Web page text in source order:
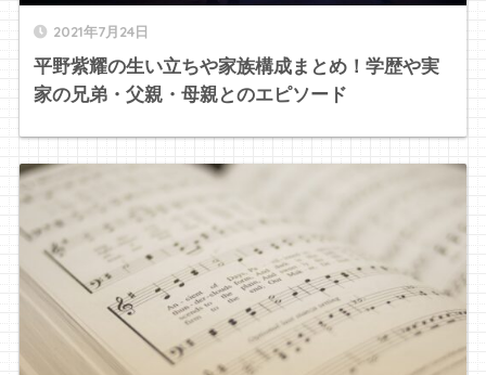
2021年7月24日
平野紫耀の生い立ちや家族構成まとめ！学歴や実
家の兄弟・父親・母親とのエピソード